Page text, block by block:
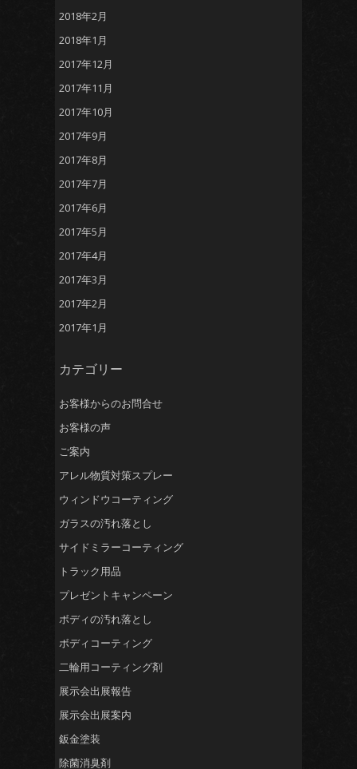
2018年2月
2018年1月
2017年12月
2017年11月
2017年10月
2017年9月
2017年8月
2017年7月
2017年6月
2017年5月
2017年4月
2017年3月
2017年2月
2017年1月
カテゴリー
お客様からのお問合せ
お客様の声
ご案内
アレル物質対策スプレー
ウィンドウコーティング
ガラスの汚れ落とし
サイドミラーコーティング
トラック用品
プレゼントキャンペーン
ボディの汚れ落とし
ボディコーティング
二輪用コーティング剤
展示会出展報告
展示会出展案内
鈑金塗装
除菌消臭剤